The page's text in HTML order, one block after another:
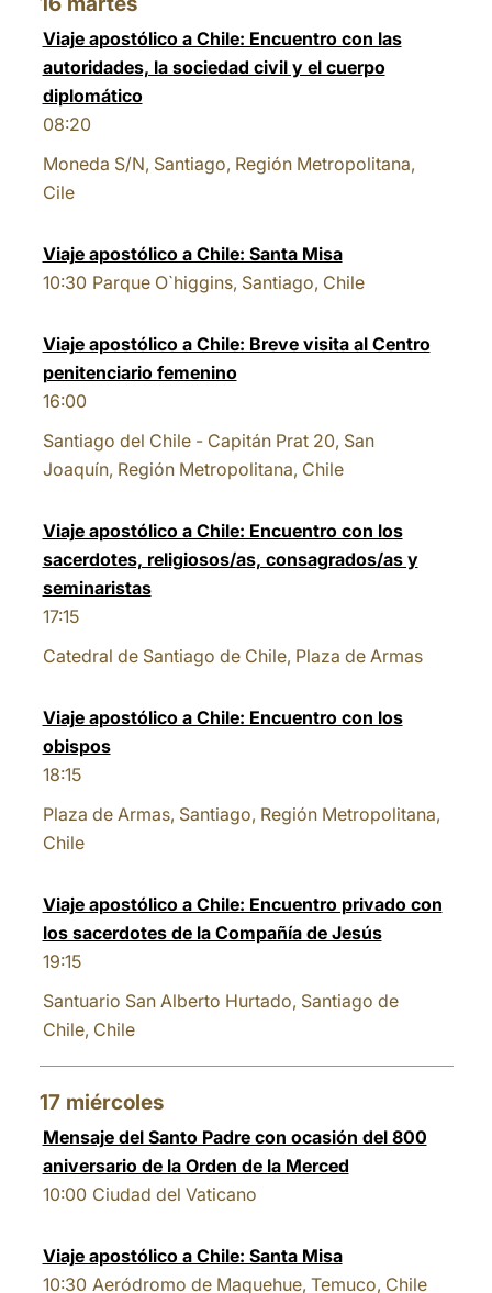
Viaje apostólico a Chile: Encuentro con las
autoridades, la sociedad civil y el cuerpo
diplomático
08:20
Moneda S/N, Santiago, Región Metropolitana,
Cile
Viaje apostólico a Chile: Santa Misa
10:30 Parque O`higgins, Santiago, Chile
Viaje apostólico a Chile: Breve visita al Centro
penitenciario femenino
16:00
Santiago del Chile - Capitán Prat 20, San
Joaquín, Región Metropolitana, Chile
Viaje apostólico a Chile: Encuentro con los
sacerdotes, religiosos/as, consagrados/as y
seminaristas
17:15
Catedral de Santiago de Chile, Plaza de Armas
Viaje apostólico a Chile: Encuentro con los
obispos
18:15
Plaza de Armas, Santiago, Región Metropolitana,
Chile
Viaje apostólico a Chile: Encuentro privado con
los sacerdotes de la Compañía de Jesús
19:15
Santuario San Alberto Hurtado, Santiago de
Chile, Chile
17 miércoles
Mensaje del Santo Padre con ocasión del 800
aniversario de la Orden de la Merced
10:00 Ciudad del Vaticano
Viaje apostólico a Chile: Santa Misa
10:30 Aeródromo de Maquehue, Temuco, Chile